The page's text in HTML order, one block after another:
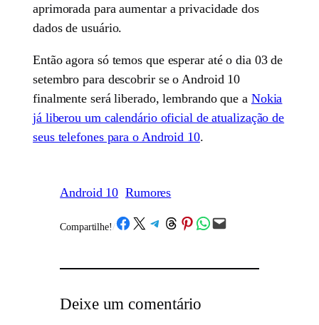
aprimorada para aumentar a privacidade dos
dados de usuário.
Então agora só temos que esperar até o dia 03 de
setembro para descobrir se o Android 10
finalmente será liberado, lembrando que a Nokia
já liberou um calendário oficial de atualização de
seus telefones para o Android 10.
Android 10 Rumores
Compartilhe! /Share on Facebook
Share on X Share on Telegram
Share on Threads
Share on Pinterest
Share on WhatsApp
Email this Page
Deixe um comentário